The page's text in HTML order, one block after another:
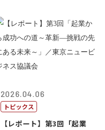
2026.04.06
トピックス
【レポート】第3回「起業